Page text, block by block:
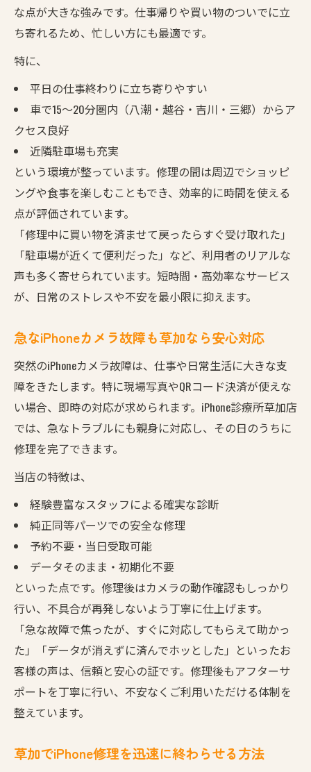
な点が大きな強みです。仕事帰りや買い物のついでに立
ち寄れるため、忙しい方にも最適です。
特に、
平日の仕事終わりに立ち寄りやすい
車で15〜20分圏内（八潮・越谷・吉川・三郷）からア
クセス良好
近隣駐車場も充実
という環境が整っています。修理の間は周辺でショッピ
ングや食事を楽しむこともでき、効率的に時間を使える
点が評価されています。
「修理中に買い物を済ませて戻ったらすぐ受け取れた」
「駐車場が近くて便利だった」など、利用者のリアルな
声も多く寄せられています。短時間・高効率なサービス
が、日常のストレスや不安を最小限に抑えます。
急なiPhoneカメラ故障も草加なら安心対応
突然のiPhoneカメラ故障は、仕事や日常生活に大きな支
障をきたします。特に現場写真やQRコード決済が使えな
い場合、即時の対応が求められます。iPhone診療所草加店
では、急なトラブルにも親身に対応し、その日のうちに
修理を完了できます。
当店の特徴は、
経験豊富なスタッフによる確実な診断
純正同等パーツでの安全な修理
予約不要・当日受取可能
データそのまま・初期化不要
といった点です。修理後はカメラの動作確認もしっかり
行い、不具合が再発しないよう丁寧に仕上げます。
「急な故障で焦ったが、すぐに対応してもらえて助かっ
た」「データが消えずに済んでホッとした」といったお
客様の声は、信頼と安心の証です。修理後もアフターサ
ポートを丁寧に行い、不安なくご利用いただける体制を
整えています。
草加でiPhone修理を迅速に終わらせる方法